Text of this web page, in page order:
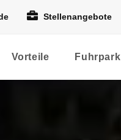
Stellenangebote
Vorteile Fuhrpark